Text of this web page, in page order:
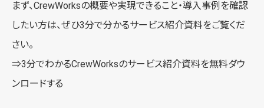
まず、CrewWorksの概要や実現できること・導入事例を確認
したい方は、ぜひ3分で分かるサービス紹介資料をご覧くだ
さい。
⇒3分でわかるCrewWorksのサービス紹介資料を無料ダウ
ンロードする